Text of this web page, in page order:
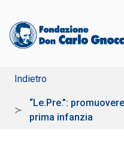
Indietro
“Le.Pre.”:
prima infanzia